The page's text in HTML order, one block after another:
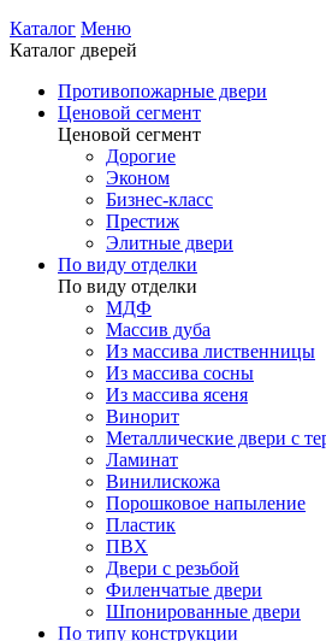
Каталог Меню
Каталог дверей
Противопожарные двери
Ценовой сегмент
Ценовой сегмент
Дорогие
Эконом
Бизнес-класс
Престиж
Элитные двери
По виду отделки
По виду отделки
МДФ
Массив дуба
Из массива лиственницы
Из массива сосны
Из массива ясеня
Винорит
Металлические двери с
Ламинат
Винилискожа
Порошковое напыление
Пластик
ПВХ
Двери с резьбой
Филенчатые двери
Шпонированные двери
По типу конструкции